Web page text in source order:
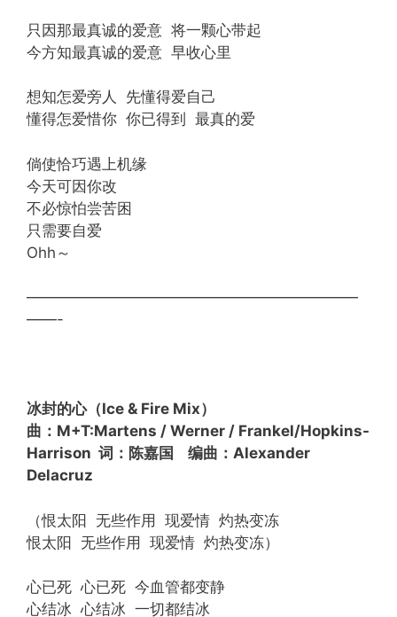
只因那最真诚的爱意 将一颗心带起
今方知最真诚的爱意 早收心里
想知怎爱旁人 先懂得爱自己
懂得怎爱惜你 你已得到 最真的爱
倘使恰巧遇上机缘
今天可因你改
不必惊怕尝苦困
只需要自爱
Ohh～
——————————————————————
——-
冰封的心（Ice & Fire Mix）
曲：M+T:Martens / Werner / Frankel/Hopkins-
Harrison 词：陈嘉国 编曲：Alexander
Delacruz
（恨太阳 无些作用 现爱情 灼热变冻
恨太阳 无些作用 现爱情 灼热变冻）
心已死 心已死 今血管都变静
心结冰 心结冰 一切都结冰